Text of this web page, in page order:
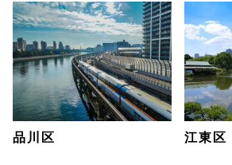
品川区 江東区